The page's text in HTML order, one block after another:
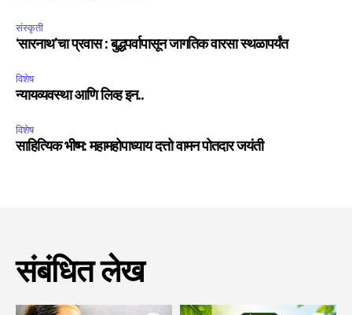
संस्कृती
‘सारनाथ’चा प्रवास : बुद्धपर्वापासून जागतिक वारसा स्थळापर्यंत
विशेष
न्यायव्यवस्था आणि लिव्ह इन..
विशेष
साहित्यिक भीष्म: महामहोपाध्याय दत्तो वामन पोतदार जयंती
संबंधित लेख